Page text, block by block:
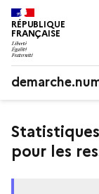
RÉPUBLIQUE
FRANÇAISE
pour les